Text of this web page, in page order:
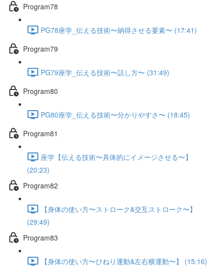
Program78
PG78座学_伝える技術〜納得させる要素〜 (17:41)
Program79
PG79座学_伝える技術〜話し方〜 (31:49)
Program80
PG80座学_伝える技術〜分かりやすさ〜 (18:45)
Program81
座学【伝える技術〜具体的にイメージさせる〜】
(20:23)
Program82
【身体の使い方〜ストローク&交互ストローク〜】
(29:49)
Program83
【身体の使い方〜ひねり運動&左右横運動〜】 (15:16)